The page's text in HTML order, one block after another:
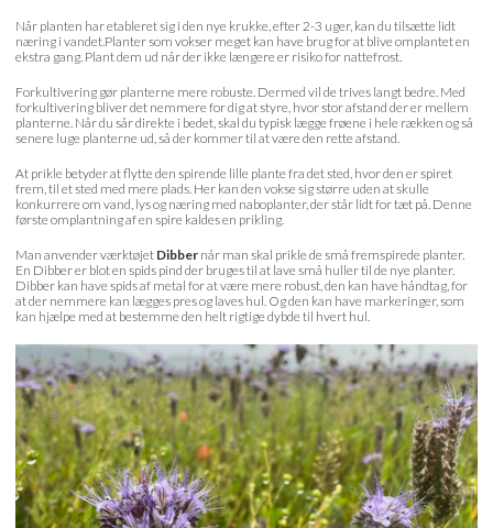
Når planten har etableret sig i den nye krukke, efter 2-3 uger, kan du tilsætte lidt
næring i vandet.Planter som vokser meget kan have brug for at blive omplantet en
ekstra gang. Plant dem ud når der ikke længere er risiko for nattefrost.
Forkultivering gør planterne mere robuste. Dermed vil de trives langt bedre. Med
forkultivering bliver det nemmere for dig at styre, hvor stor afstand der er mellem
planterne. Når du sår direkte i bedet, skal du typisk lægge frøene i hele rækken og så
senere luge planterne ud, så der kommer til at være den rette afstand.
At prikle betyder at flytte den spirende lille plante fra det sted, hvor den er spiret
frem, til et sted med mere plads. Her kan den vokse sig større uden at skulle
konkurrere om vand, lys og næring med naboplanter, der står lidt for tæt på. Denne
første omplantning af en spire kaldes en prikling.
Man anvender værktøjet Dibber når man skal prikle de små fremspirede planter.
En Dibber er blot en spids pind der bruges til at lave små huller til de nye planter.
Dibber kan have spids af metal for at være mere robust, den kan have håndtag, for
at der nemmere kan lægges pres og laves hul. Og den kan have markeringer, som
kan hjælpe med at bestemme den helt rigtige dybde til hvert hul.